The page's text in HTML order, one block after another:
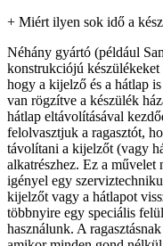
+ Miért ilyen sok idő a
Néhány gyártó (például
konstrukciójú
hogy a kijelző és a hátlap
van rögzítve a készülék
hátlap eltávolításával
felolvasztjuk a ragasztót,
távolítani a kijelzőt (vagy
alkatrészhez. Ez a
igényel egy
kijelzőt vagy a hátlapot
többnyire egy speciális
használunk. A